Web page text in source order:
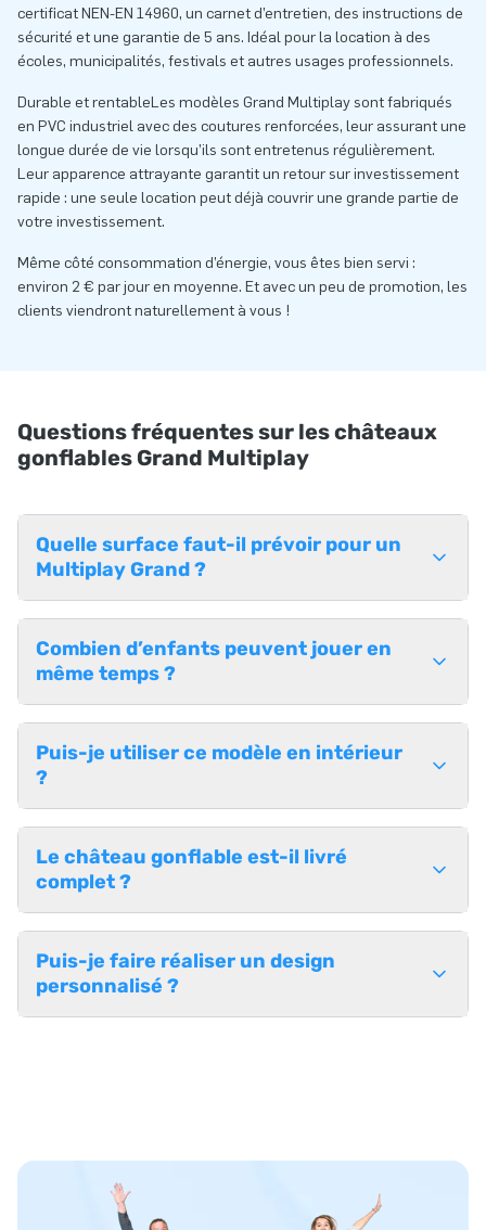
certificat NEN-EN 14960, un carnet d’entretien, des instructions de
sécurité et une garantie de 5 ans. Idéal pour la location à des
écoles, municipalités, festivals et autres usages professionnels.
Durable et rentableLes modèles Grand Multiplay sont fabriqués
en PVC industriel avec des coutures renforcées, leur assurant une
longue durée de vie lorsqu’ils sont entretenus régulièrement.
Leur apparence attrayante garantit un retour sur investissement
rapide : une seule location peut déjà couvrir une grande partie de
votre investissement.
Même côté consommation d’énergie, vous êtes bien servi :
environ 2 € par jour en moyenne. Et avec un peu de promotion, les
clients viendront naturellement à vous !
Questions fréquentes sur les châteaux
gonflables Grand Multiplay
Quelle surface faut-il prévoir pour un
Multiplay Grand ?
Combien d’enfants peuvent jouer en
même temps ?
Puis-je utiliser ce modèle en intérieur
?
Le château gonflable est-il livré
complet ?
Puis-je faire réaliser un design
personnalisé ?